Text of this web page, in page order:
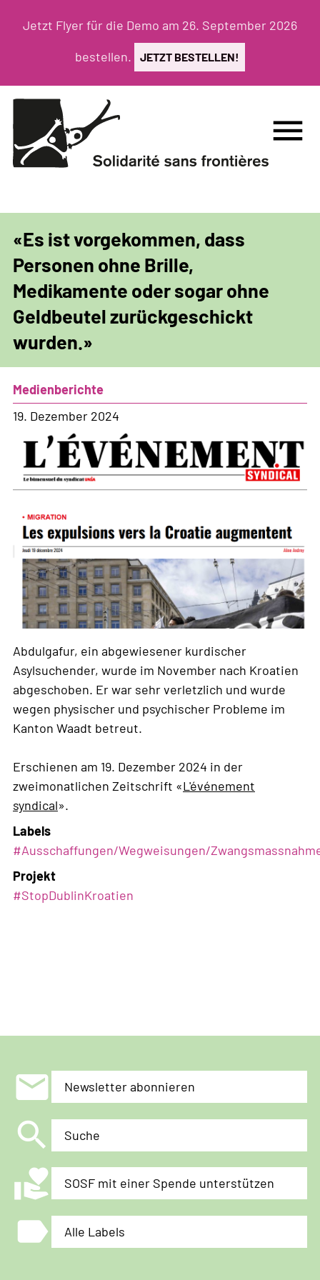
zumJetzt Flyer für die Demo am 26. September 2026
bestellen.
JETZT BESTELLEN!
menu
«Es ist vorgekommen, dass
Personen ohne Brille,
Medikamente oder sogar ohne
Geldbeutel zurückgeschickt
wurden.»
Medienberichte
19. Dezember 2024
Abdulgafur, ein abgewiesener kurdischer
Asylsuchender, wurde im November nach Kroatien
abgeschoben. Er war sehr verletzlich und wurde
wegen physischer und psychischer Probleme im
Kanton Waadt betreut.
Erschienen am 19. Dezember 2024 in der
zweimonatlichen Zeitschrift «L'événement
syndical».
Labels
#Ausschaffungen/Wegweisungen/
Projekt
#StopDublinKroatien
mail Newsletter abonnieren
search Suche
volunteer_activism SOSF mit einer Spende unterstützen
label Alle Labels